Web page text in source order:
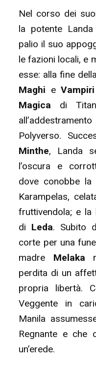
Nel corso dei
la potente
palio il suo
le fazioni locali, e
esse: alla fine
Maghi e Vampiri
Magica di
Polyverso.
Minthe, Landa
l’oscura e
dove conobbe la
Karampelas,
fruttivendola; e
di Leda. Subito
corte per una
madre Melaka
perdita di un
propria libertà.
Veggente in
Manila
Regnante e che
un’erede.